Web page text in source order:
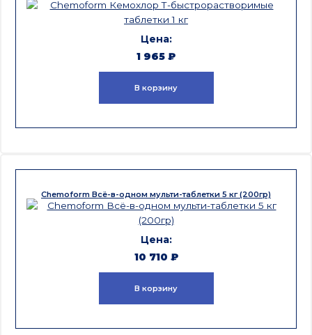
1 965 ₽
В корзину
Chemoform Всё-в-одном мульти-таблетки 5 кг (200гр)
10 710 ₽
В корзину